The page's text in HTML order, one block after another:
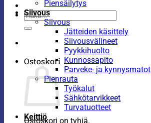
Etsi:
Ostoskori
Ostoskori on tyhjä.
Piensäilytys
Siivous
Siivous
Jätteiden käsittely
Siivousvälineet
Pyykkihuolto
Kunnossapito
Parveke- ja kynnysmatot
Pienrauta
Työkalut
Sähkötarvikkeet
Turvatuotteet
Keittiö